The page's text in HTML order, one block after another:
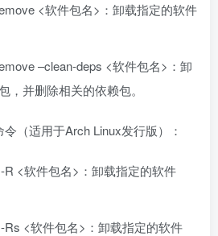
<软件包名>：卸载指定的软件
–clean-deps <软件包名>：卸
，并删除相关的依赖包。
（适用于Arch Linux发行版）：
R <软件包名>：卸载指定的软件
Rs <软件包名>：卸载指定的软件